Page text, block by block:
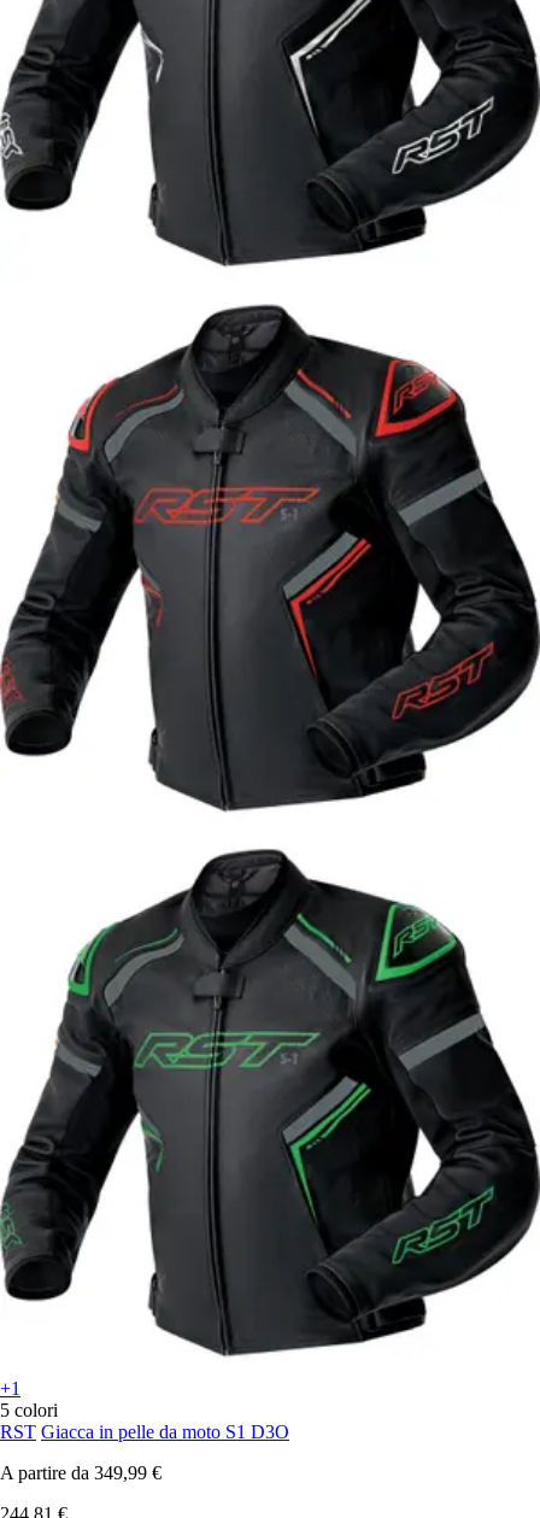
+1
5 colori
RST Giacca in pelle da moto S1 D3O
A partire da 349,99 €
244,81 €